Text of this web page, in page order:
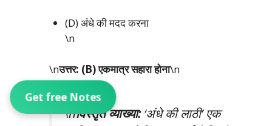
Get free Notes
(D) अंधे की मदद करना
\n
\nउत्तर: (B) एकमात्र सहारा होना\n
\nविस्तृत व्याख्या:‘अंधे की लाठी’ एक